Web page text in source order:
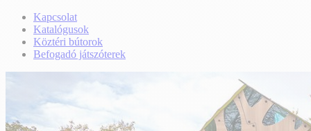
Kapcsolat
Katalógusok
Köztéri bútorok
Befogadó játszóterek